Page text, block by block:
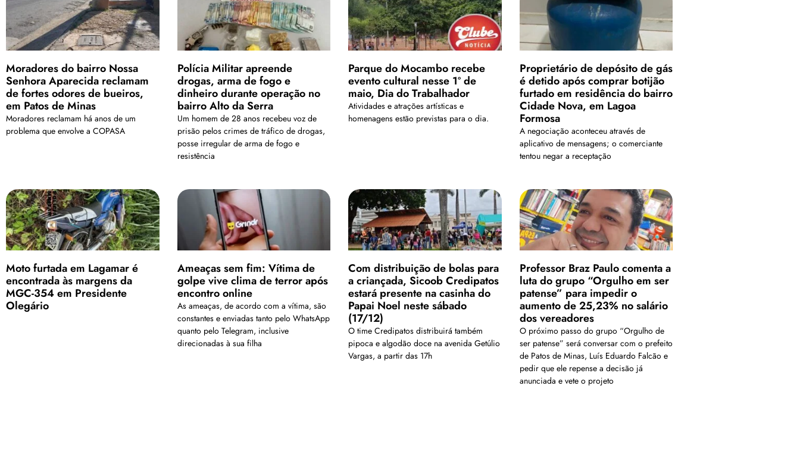
Moradores do bairro Nossa
Senhora Aparecida reclamam
de fortes odores de bueiros,
em Patos de Minas
Moradores reclamam há anos de um
problema que envolve a COPASA
Polícia Militar apreende
drogas, arma de fogo e
dinheiro durante operação no
bairro Alto da Serra
Um homem de 28 anos recebeu voz de
prisão pelos crimes de tráfico de drogas,
posse irregular de arma de fogo e
resistência
Parque do Mocambo recebe
evento cultural nesse 1º de
maio, Dia do Trabalhador
Atividades e atrações artísticas e
homenagens estão previstas para o dia.
Proprietário de depósito de gás
é detido após comprar botijão
furtado em residência do bairro
Cidade Nova, em Lagoa
Formosa
A negociação aconteceu através de
aplicativo de mensagens; o comerciante
tentou negar a receptação
Moto furtada em Lagamar é
encontrada às margens da
MGC-354 em Presidente
Olegário
Ameaças sem fim: Vítima de
golpe vive clima de terror após
encontro online
As ameaças, de acordo com a vítima, são
constantes e enviadas tanto pelo WhatsApp
quanto pelo Telegram, inclusive
direcionadas à sua filha
Com distribuição de bolas para
a criançada, Sicoob Credipatos
estará presente na casinha do
Papai Noel neste sábado
(17/12)
O time Credipatos distribuirá também
pipoca e algodão doce na avenida Getúlio
Vargas, a partir das 17h
Professor Braz Paulo comenta a
luta do grupo “Orgulho em ser
patense” para impedir o
aumento de 25,23% no salário
dos vereadores
O próximo passo do grupo “Orgulho de
ser patense” será conversar com o prefeito
de Patos de Minas, Luís Eduardo Falcão e
pedir que ele repense a decisão já
anunciada e vete o projeto